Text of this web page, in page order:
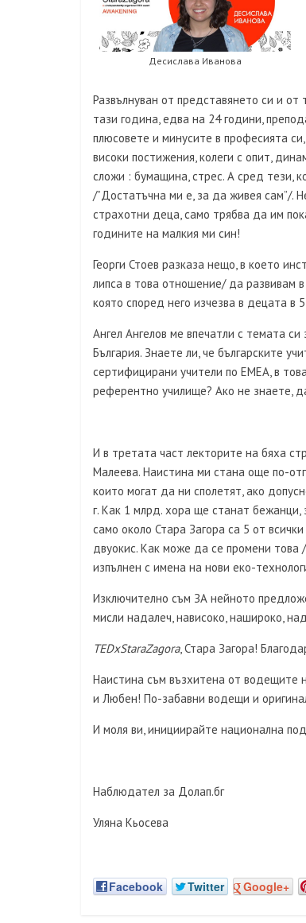
Десислава Иванова
Развълнуван от представянето си и от
тази година, едва на 24 години,
плюсовете и минусите в професията
високи постижения, колеги с опит,
сложи : бумащина, стрес. А сред тези,
/”Достатъчна ми е, за да живея сам”/.
страхотни деца, само трябва да им
годините на малкия ми син!
Георги Стоев разказа нещо, в което
липса в това отношение/ да развивам
която според него изчезва в децата в
Ангел Ангелов ме впечатли с темата
България. Знаете ли, че българските
сертифицирани учители по ЕМЕА, в
референтно училище? Ако не знаете,
И в третата част лекторите на бяха
Малеева. Наистина ми стана още по-
които могат да ни сполетят, ако
г. Как 1 млрд. хора ще станат
само около Стара Загора са 5 от
двуокис. Как може да се промени това
изпълнен с имена на нови еко-
Изключително съм ЗА нейното
мисли надалеч, нависоко, нашироко,
TEDxStaraZagora, Стара Загора!
Наистина съм възхитена от водещите
и Любен! По-забавни водещи и
И моля ви, инициирайте национална
Наблюдател за Долап.бг
Уляна Кьосева
Facebook Twitter Google+